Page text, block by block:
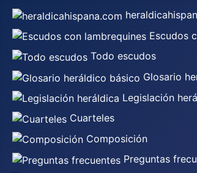
Escudos
Todo escudos
Glosario
Legislación
Cuarteles
Composición
Preguntas